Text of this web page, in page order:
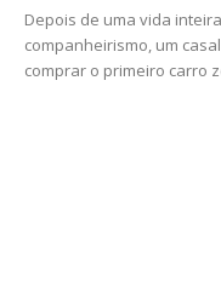
Depois de uma vida
companheirismo, um
comprar o primeiro carro